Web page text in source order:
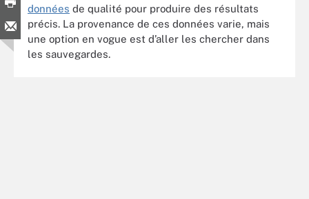
données de qualité pour produire des résultats
précis. La provenance de ces données varie, mais
une option en vogue est d’aller les chercher dans
les sauvegardes.